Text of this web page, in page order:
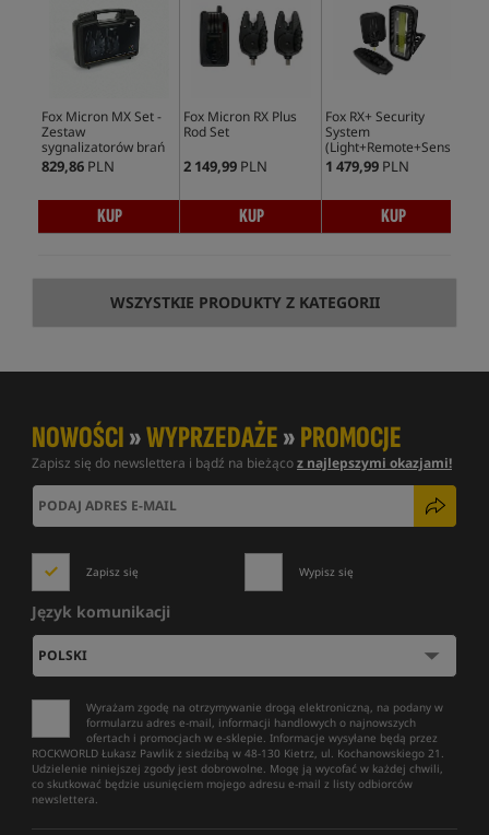
Fox Micron MX Set -
Zestaw
sygnalizatorów brań
829,86 PLN
KUP
Fox Micron RX Plus
Rod Set
2 149,99 PLN
KUP
Fox RX+ Security
System
(Light+Remote+Sensor)
1 479,99 PLN
KUP
WSZYSTKIE PRODUKTY Z KATEGORII
NOWOŚCI»WYPRZEDAŻE»PROMOCJE
Zapisz się do newslettera i bądź na bieżącoz najlepszymi okazjami!
Zapisz się Wypisz się
Język komunikacji
Wyrażam zgodę na otrzymywanie drogą elektroniczną, na podany w
formularzu adres e-mail, informacji handlowych o najnowszych
ofertach i promocjach w e-sklepie. Informacje wysyłane będą przez
ROCKWORLD Łukasz Pawlik z siedzibą w 48-130 Kietrz, ul. Kochanowskiego 21.
Udzielenie niniejszej zgody jest dobrowolne. Mogę ją wycofać w każdej chwili,
co skutkować będzie usunięciem mojego adresu e-mail z listy odbiorców
newslettera.